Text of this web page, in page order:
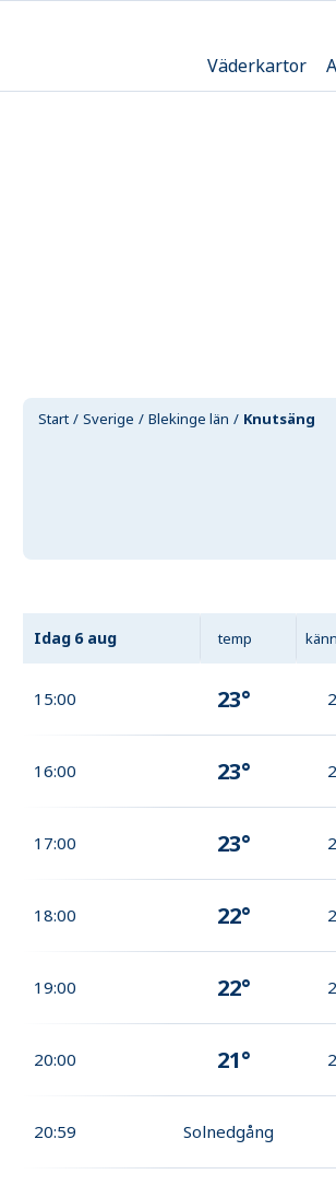
Väderkartor
Start Sverige Blekinge län Knutsäng
Idag 6 aug temp
15:00 23°
16:00 23°
17:00 23°
18:00 22°
19:00 22°
20:00 21°
20:59 Solnedgång